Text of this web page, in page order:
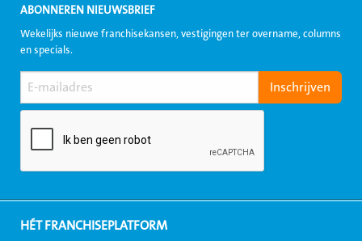
ABONNEREN NIEUWSBRIEF
Wekelijks nieuwe franchisekansen, vestigingen ter overname, columns
en specials.
HÉT FRANCHISEPLATFORM